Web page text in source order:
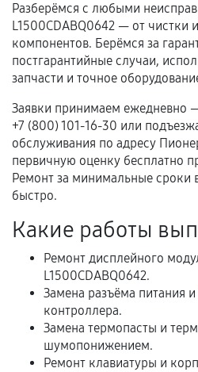
Документы для
гарантии
Гарантийный талон.
услуг и сроком гарантии.
Документы на
и кассовый чек.
Расширенная
В некоторых случаях
расширенной гарантии.
условия продления
фиксируются в документах.
Разберёмся с любыми
L1500CDABQ0642 — от чистки
компонентов. Берёмся за
постгарантийные случаи,
запчасти и точное
Заявки принимаем ежедневно
+7 (800) 101-16-30 или
обслуживания по адресу
первичную оценку бесплатно
Ремонт за минимальные сроки
быстро.
Какие работы
Ремонт дисплейного
L1500CDABQ0642.
Замена разъёма питания
контроллера.
Замена термопасты и
шумопонижением.
Ремонт клавиатуры и